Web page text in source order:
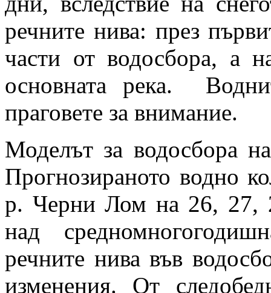
речните нива: през
части от водосбора, а
основната река.
праговете за внимание.
Моделът за водосбора
Прогнозираното водно
р. Черни Лом на 26, 27,
над
речните нива във
изменения. От